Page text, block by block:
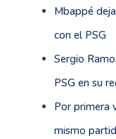
Mbappé
con el PSG
Sergio
PSG en su
Por primera
mismo